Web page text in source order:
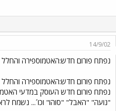
14/9/02
נפתח פורום חדש:האטמוספירה והחלל
נפתח פורום חדש:האטמוספירה והחלל
נפתח פורום חדש העוסק במדעי
"נועה" "האבל" "סוהו" וכו´... נשמח